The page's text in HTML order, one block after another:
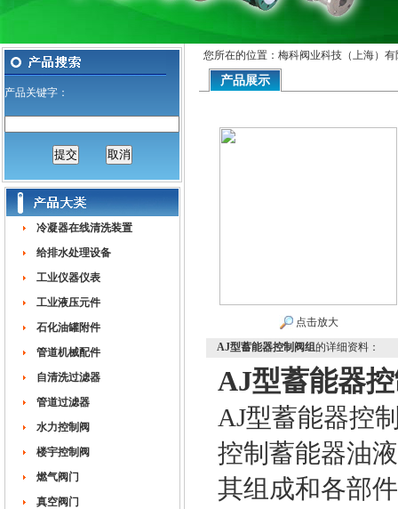
产品关键字：
冷凝器在线清洗装置
给排水处理设备
工业仪器仪表
工业液压元件
石化油罐附件
管道机械配件
自清洗过滤器
管道过滤器
水力控制阀
楼宇控制阀
燃气阀门
真空阀门
您所在的位置：梅科阀业科技（上海）
产品展示
点击放大
AJ型蓄能器控制阀组的详细资料：
AJ型蓄能器
AJ型蓄能器控
控制蓄能器油
其组成和各部